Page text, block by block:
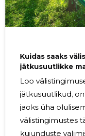
seadmeid ja
vajalikku ruumi.
Kuidas saaks
jätkusuutlikke
Loo
jätkusuutlikud,
jaoks üha
välistingimustes
kujunduste